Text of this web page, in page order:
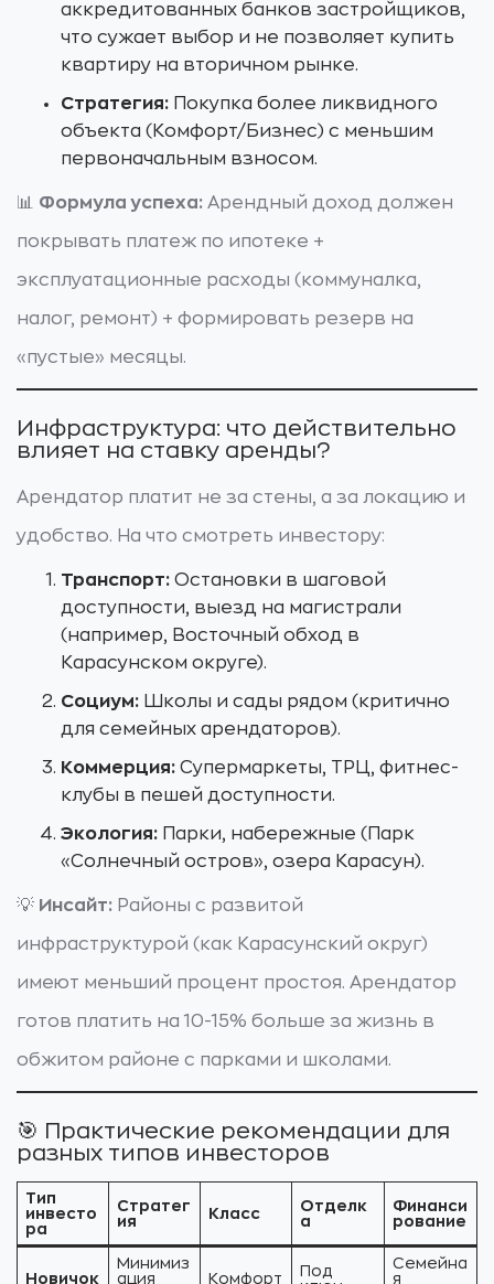
аккредитованных банков застройщиков,
что сужает выбор и не позволяет купить
квартиру на вторичном рынке.
Стратегия: Покупка более ликвидного
объекта (Комфорт/Бизнес) с меньшим
первоначальным взносом.
📊 Формула успеха: Арендный доход должен
покрывать платеж по ипотеке +
эксплуатационные расходы (коммуналка,
налог, ремонт) + формировать резерв на
«пустые» месяцы.
Инфраструктура: что действительно
влияет на ставку аренды?
Арендатор платит не за стены, а за локацию и
удобство. На что смотреть инвестору:
Транспорт: Остановки в шаговой
доступности, выезд на магистрали
(например, Восточный обход в
Карасунском округе).
Социум: Школы и сады рядом (критично
для семейных арендаторов).
Коммерция: Супермаркеты, ТРЦ, фитнес-
клубы в пешей доступности.
Экология: Парки, набережные (Парк
«Солнечный остров», озера Карасун).
💡 Инсайт: Районы с развитой
инфраструктурой (как Карасунский округ)
имеют меньший процент простоя. Арендатор
готов платить на 10-15% больше за жизнь в
обжитом районе с парками и школами.
🎯 Практические рекомендации для
разных типов инвесторов
Тип
инвесто
ра
Стратег
ия
Класс
Отделк
а
Финанси
рование
Новичок
Минимиз
ация
Комфорт
Под
Семейна
я